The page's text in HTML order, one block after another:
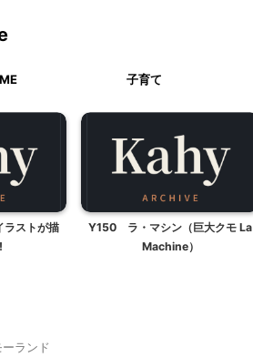
子育て
ラストが描
Y150 ラ・マシン（巨大クモ La
Machine）
ーランド